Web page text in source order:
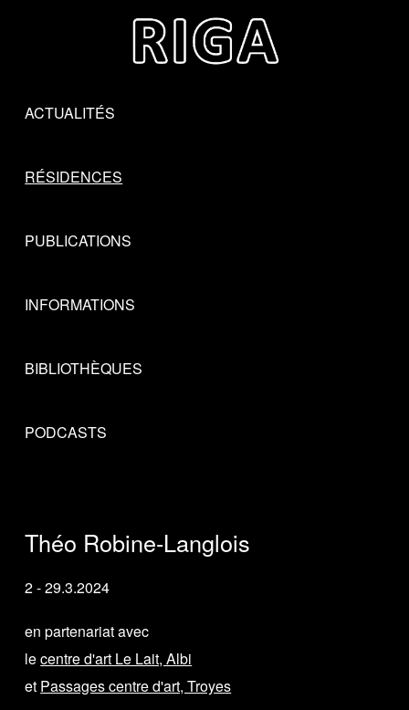
ACTUALITÉS
RÉSIDENCES
PUBLICATIONS
INFORMATIONS
BIBLIOTHÈQUES
PODCASTS
Théo Robine-Langlois
2 - 29.3.2024
en partenariat avec
lecentre d'art Le Lait, Albi
et Passages centre d'art, Troyes